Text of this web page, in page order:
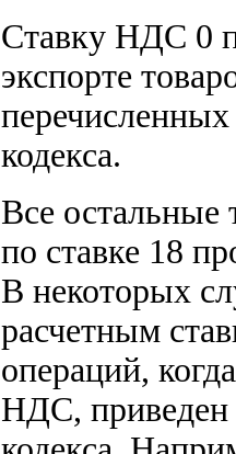
Ставку НДС 0
экспорте
кодекса.
Все
по ставке 18
В некоторых
расчетным
операций,
НДС, приведен